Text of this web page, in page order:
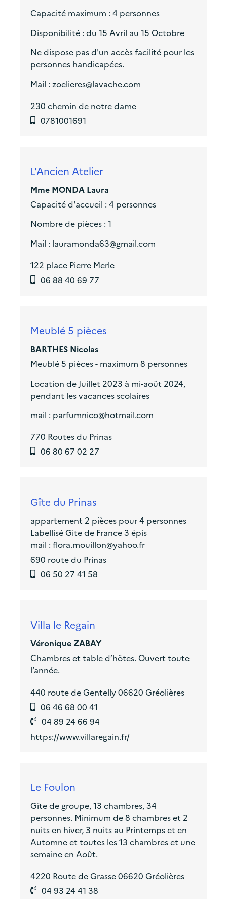
Capacité maximum : 4 personnes
Disponibilité : du 15 Avril au 15 Octobre
Ne dispose pas d'un accès facilité pour les
personnes handicapées.
Mail : zoelieres@lavache.com
230 chemin de notre dame
0781001691
L'Ancien Atelier
Mme MONDA Laura
Capacité d'accueil : 4 personnes
Nombre de pièces : 1
Mail : lauramonda63@gmail.com
122 place Pierre Merle
06 88 40 69 77
Meublé 5 pièces
BARTHES Nicolas
Meublé 5 pièces - maximum 8 personnes
Location de Juillet 2023 à mi-août 2024,
pendant les vacances scolaires
mail : parfumnico@hotmail.com
770 Routes du Prinas
06 80 67 02 27
Gîte du Prinas
appartement 2 pièces pour 4 personnes
Labellisé Gite de France 3 épis
mail : flora.mouillon@yahoo.fr
690 route du Prinas
06 50 27 41 58
Villa le Regain
Véronique ZABAY
Chambres et table d’hôtes. Ouvert toute
l’année.
440 route de Gentelly 06620 Gréolières
06 46 68 00 41
04 89 24 66 94
https://www.villaregain.fr/
Le Foulon
Gîte de groupe, 13 chambres, 34
personnes. Minimum de 8 chambres et 2
nuits en hiver, 3 nuits au Printemps et en
Automne et toutes les 13 chambres et une
semaine en Août.
4220 Route de Grasse 06620 Gréolières
04 93 24 41 38